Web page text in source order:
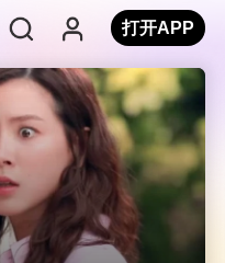
打开APP